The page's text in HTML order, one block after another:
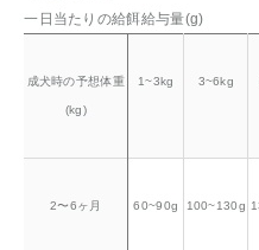
一日当たりの給餌給与量(g)
成犬時の予想体重
(kg)
1~3kg 3~6kg
2〜6ヶ月 60~90g 100~130g